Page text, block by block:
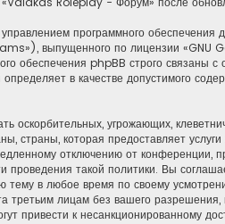
программного
выпущенного по лицензии «GNU
обеспечения phpBB строго связаны
в качестве допустимого
оскорбительных, угрожающих,
страны, которая предоставляет
отключению от конференции,
проведения такой политики. Вы
тему в любое время по своему
третьим лицам без вашего
привести к несанкционированному